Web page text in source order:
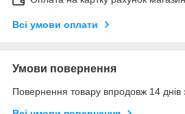
Всі умови оплати
Умови повернення
Повернення товару впродовж 14 днів